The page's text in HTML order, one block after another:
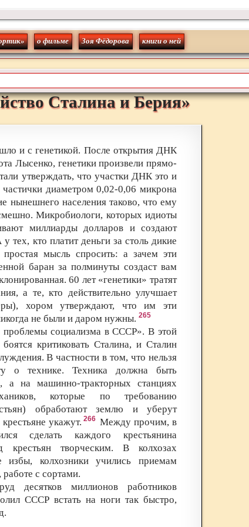
о фильме Зоя Фёдорова книги о ней
Сталина и Берия»
и с генетикой. После открытия ДНК
Лысенко, генетики произвели прямо-
утверждать, что участки ДНК это и
частички диаметром 0,02-0,06 микрона
нынешнего населения таково, что ему
Микробиологи, которых идиоты
миллиарды долларов и создают
тех, кто платит деньги за столь дикие
мысль спросить: а зачем эти
баран за полминуты создаст вам
60 лет «генетики» тратят
а те, кто действительно улучшает
хором утверждают, что им эти
не были и даром нужны. 265
проблемы социализма в СССР». В этой
критиковать Сталина, и Сталин
В частности в том, что нельзя
о технике. Техника должна быть
а на машинно-тракторных станциях
которые по требованию
обработают землю и уберут
укажут. 266 Между прочим, в
сделать каждого крестьянина
крестьян творческим. В колхозах
избы, колхозники учились приемам
с сортами.
десятков миллионов работников
СССР встать на ноги так быстро,